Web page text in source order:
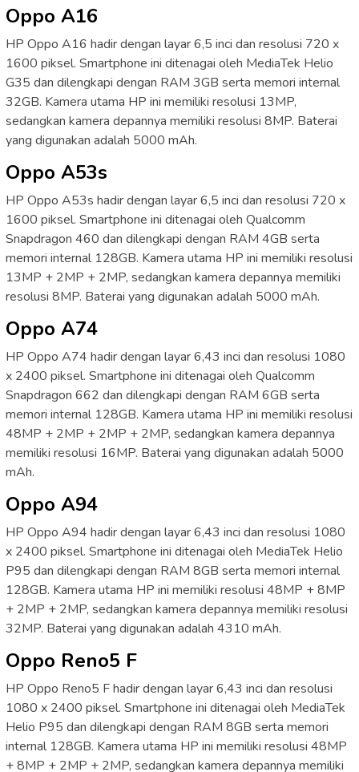
Oppo A16
HP Oppo A16 hadir dengan layar 6,5 inci dan resolusi 720 x
1600 piksel. Smartphone ini ditenagai oleh MediaTek Helio
G35 dan dilengkapi dengan RAM 3GB serta memori internal
32GB. Kamera utama HP ini memiliki resolusi 13MP,
sedangkan kamera depannya memiliki resolusi 8MP. Baterai
yang digunakan adalah 5000 mAh.
Oppo A53s
HP Oppo A53s hadir dengan layar 6,5 inci dan resolusi 720 x
1600 piksel. Smartphone ini ditenagai oleh Qualcomm
Snapdragon 460 dan dilengkapi dengan RAM 4GB serta
memori internal 128GB. Kamera utama HP ini memiliki resolusi
13MP + 2MP + 2MP, sedangkan kamera depannya memiliki
resolusi 8MP. Baterai yang digunakan adalah 5000 mAh.
Oppo A74
HP Oppo A74 hadir dengan layar 6,43 inci dan resolusi 1080
x 2400 piksel. Smartphone ini ditenagai oleh Qualcomm
Snapdragon 662 dan dilengkapi dengan RAM 6GB serta
memori internal 128GB. Kamera utama HP ini memiliki resolusi
48MP + 2MP + 2MP + 2MP, sedangkan kamera depannya
memiliki resolusi 16MP. Baterai yang digunakan adalah 5000
mAh.
Oppo A94
HP Oppo A94 hadir dengan layar 6,43 inci dan resolusi 1080
x 2400 piksel. Smartphone ini ditenagai oleh MediaTek Helio
P95 dan dilengkapi dengan RAM 8GB serta memori internal
128GB. Kamera utama HP ini memiliki resolusi 48MP + 8MP
+ 2MP + 2MP, sedangkan kamera depannya memiliki resolusi
32MP. Baterai yang digunakan adalah 4310 mAh.
Oppo Reno5 F
HP Oppo Reno5 F hadir dengan layar 6,43 inci dan resolusi
1080 x 2400 piksel. Smartphone ini ditenagai oleh MediaTek
Helio P95 dan dilengkapi dengan RAM 8GB serta memori
internal 128GB. Kamera utama HP ini memiliki resolusi 48MP
+ 8MP + 2MP + 2MP, sedangkan kamera depannya memiliki